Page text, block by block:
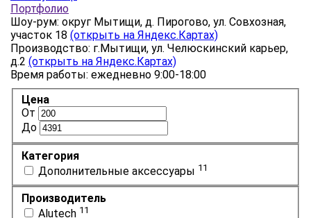
Портфолио
Шоу-рум: округ Мытищи, д. Пирогово, ул. Совхозная,
участок 18 (открыть на Яндекс.Картах)
Производство: г.Мытищи, ул. Челюскинский карьер,
д.2 (открыть на Яндекс.Картах)
Время работы: ежедневно 9:00-18:00
Цена
От
До
Категория
Дополнительные аксессуары 11
Производитель
Alutech 11